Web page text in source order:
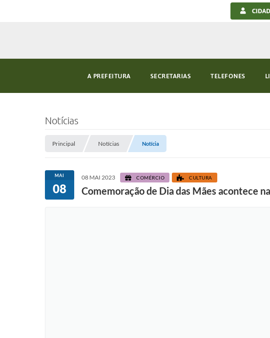
A PREFEITURA SECRETARIAS TELEFONES
Notícias
Principal Notícias Notícia
MAI
08
08 MAI 2023 COMÉRCIO CULTURA
Comemoração de Dia das Mães acontece